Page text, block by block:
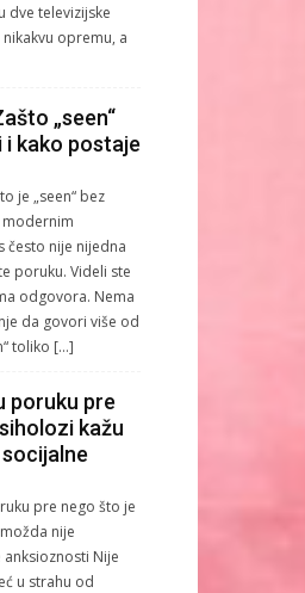
dve televizijske
opremu, a
„seen“
kako postaje
je „seen“ bez
često nije nijedna
poruku. Videli ste
odgovora. Nema
da govori više od
toliko […]
poruku pre
kažu
pre nego što je
nije
Nije
u strahu od